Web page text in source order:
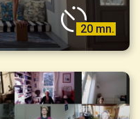
20 mn.